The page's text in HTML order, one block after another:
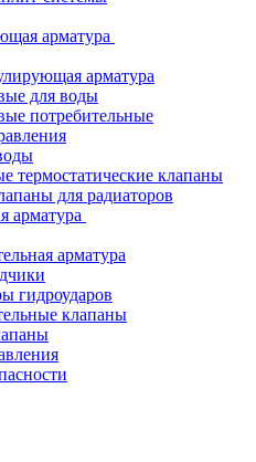
арматура
арматура
для воды
потребительные
термостатические клапаны
для радиаторов
арматура
арматура
гидроударов
клапаны